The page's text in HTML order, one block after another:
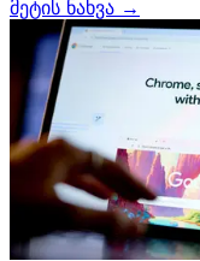
მეტის ნახვა →